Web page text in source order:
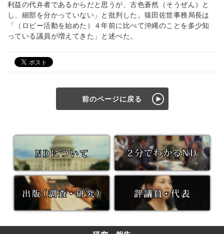
利益の代弁者であるからだと思うが、古色蒼然（そうぜん）と
し、細部を分かっていない」と批判した。猿田佐世事務局長は
「（ロビー活動を始めた）４年前に比べて沖縄のことを多少知
っている議員が増えてきた」と述べた。
前のページに戻る